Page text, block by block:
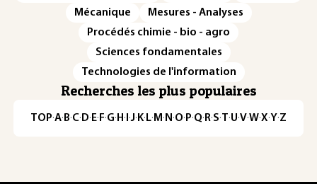
Mécanique
Mesures - Analyses
Procédés chimie - bio - agro
Sciences fondamentales
Technologies de l'information
Recherches les plus populaires
TOP·A·B·C· D· E· F·G· H · ·J· K· L· M · N ·O· P·Q· R·S·T·U·V·W·X·Y·Z